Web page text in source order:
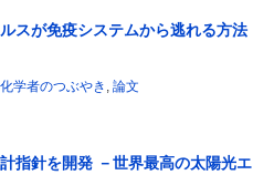
スが免疫システムから逃れる方法
化学者のつぶやき , 論文
指針を開発 －世界最高の太陽光エ